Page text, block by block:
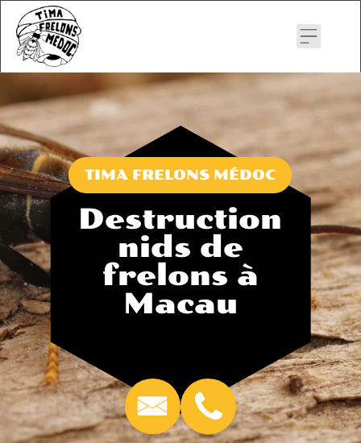
content
TIMA FRELONS MÉDOC
Destruction
nids de
frelons à
Macau